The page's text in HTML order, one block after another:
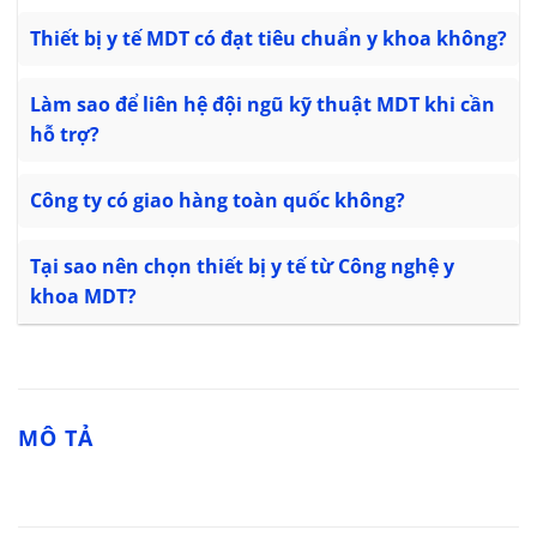
Thiết bị y tế MDT có đạt tiêu chuẩn y khoa không?
Làm sao để liên hệ đội ngũ kỹ thuật MDT khi cần
hỗ trợ?
Công ty có giao hàng toàn quốc không?
Tại sao nên chọn thiết bị y tế từ Công nghệ y
khoa MDT?
MÔ TẢ